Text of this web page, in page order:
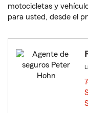
motocicletas y
para usted, desde el